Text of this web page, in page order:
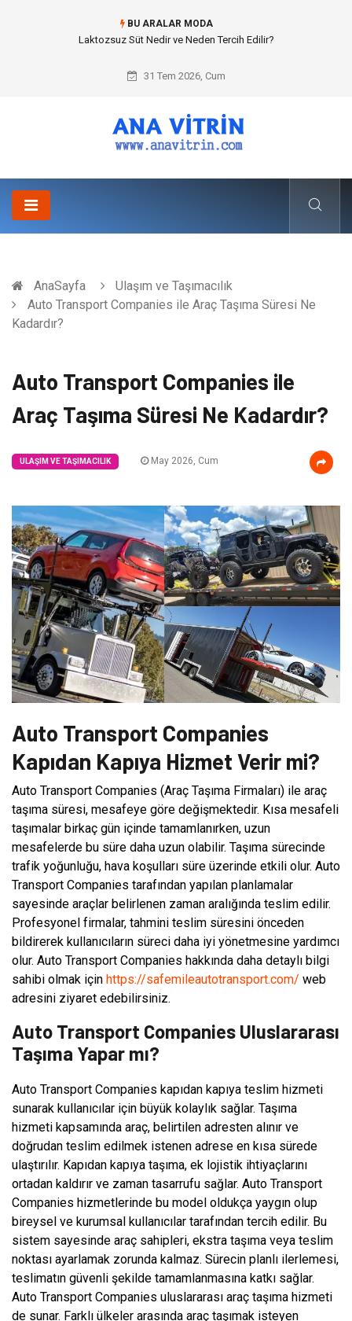
BU ARALAR MODA
Cold mix asphalt plant (Soğuk Asfalt Plenti) ile Yol Yapımında Çevreci ve
31 Tem 2026, Cum
AnaSayfa
Ulaşım ve Taşımacılık
Auto Transport Companies ile Araç Taşıma Süresi Ne
Kadardır?
Auto Transport Companies ile
Araç Taşıma Süresi Ne Kadardır?
ULAŞIM VE TAŞIMACILIK May 2026, Cum
Auto Transport Companies
Kapıdan Kapıya Hizmet Verir mi?
Auto Transport Companies (Araç Taşıma Firmaları) ile araç
taşıma süresi, mesafeye göre değişmektedir. Kısa mesafeli
taşımalar birkaç gün içinde tamamlanırken, uzun
mesafelerde bu süre daha uzun olabilir. Taşıma sürecinde
trafik yoğunluğu, hava koşulları süre üzerinde etkili olur. Auto
Transport Companies tarafından yapılan planlamalar
sayesinde araçlar belirlenen zaman aralığında teslim edilir.
Profesyonel firmalar, tahmini teslim süresini önceden
bildirerek kullanıcıların süreci daha iyi yönetmesine yardımcı
olur. Auto Transport Companies hakkında daha detaylı bilgi
sahibi olmak için https://safemileautotransport.com/ web
adresini ziyaret edebilirsiniz.
Auto Transport Companies Uluslararası
Taşıma Yapar mı?
Auto Transport Companies kapıdan kapıya teslim hizmeti
sunarak kullanıcılar için büyük kolaylık sağlar. Taşıma
hizmeti kapsamında araç, belirtilen adresten alınır ve
doğrudan teslim edilmek istenen adrese en kısa sürede
ulaştırılır. Kapıdan kapıya taşıma, ek lojistik ihtiyaçlarını
ortadan kaldırır ve zaman tasarrufu sağlar. Auto Transport
Companies hizmetlerinde bu model oldukça yaygın olup
bireysel ve kurumsal kullanıcılar tarafından tercih edilir. Bu
sistem sayesinde araç sahipleri, ekstra taşıma veya teslim
noktası ayarlamak zorunda kalmaz. Sürecin planlı ilerlemesi,
teslimatın güvenli şekilde tamamlanmasına katkı sağlar.
Auto Transport Companies uluslararası araç taşıma hizmeti
de sunar. Farklı ülkeler arasında araç taşımak isteyen